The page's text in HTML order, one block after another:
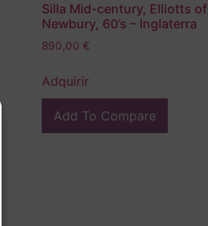
Silla Mid-century, Elliotts of
Newbury, 60’s – Inglaterra
890,00 €
Adquirir
Add To Compare